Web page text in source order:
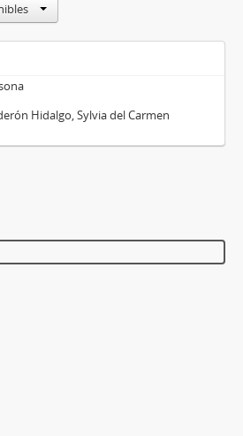
Hidalgo, Sylvia del Carmen